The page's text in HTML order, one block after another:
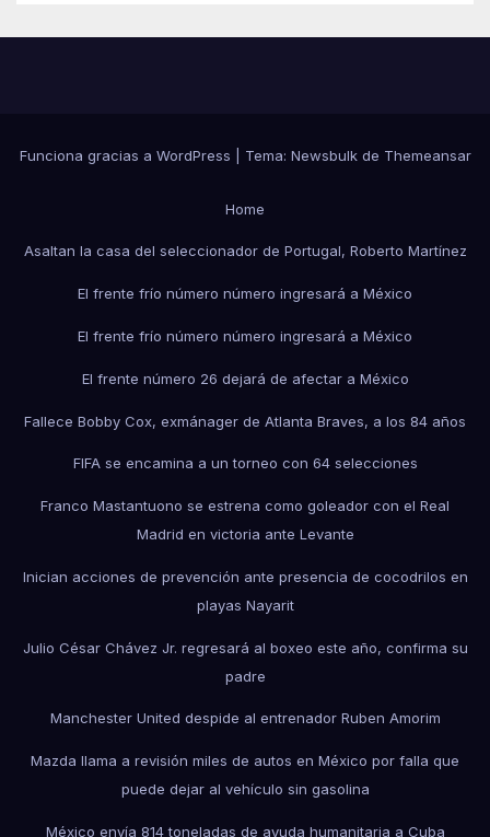
Funciona gracias a WordPress Tema: Newsbulkde Themeansar
Home
Asaltan la casa del seleccionador de Portugal, Roberto Martínez
El frente frío número número ingresará a México
El frente frío número número ingresará a México
El frente número 26 dejará de afectar a México
Fallece Bobby Cox, exmánager de Atlanta Braves, a los 84 años
FIFA se encamina a un torneo con 64 selecciones
Franco Mastantuono se estrena como goleador con el Real
Madrid en victoria ante Levante
Inician acciones de prevención ante presencia de cocodrilos en
playas Nayarit
Julio César Chávez Jr. regresará al boxeo este año, confirma su
padre
Manchester United despide al entrenador Ruben Amorim
Mazda llama a revisión miles de autos en México por falla que
puede dejar al vehículo sin gasolina
México envía 814 toneladas de ayuda humanitaria a Cuba